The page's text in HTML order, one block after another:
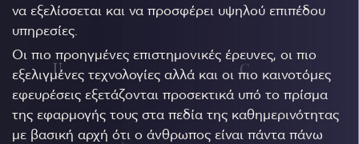
να εξελίσσεται και να προσφέρει υψηλού επιπέδου
υπηρεσίες.
Οι πιο προηγμένες επιστημονικές έρευνες, οι πιο
εξελιγμένες τεχνολογίες αλλά και οι πιο καινοτόμες
εφευρέσεις εξετάζονται προσεκτικά υπό το πρίσμα
της εφαρμογής τους στα πεδία της καθημερινότητας
με βασική αρχή ότι ο άνθρωπος είναι πάντα πάνω